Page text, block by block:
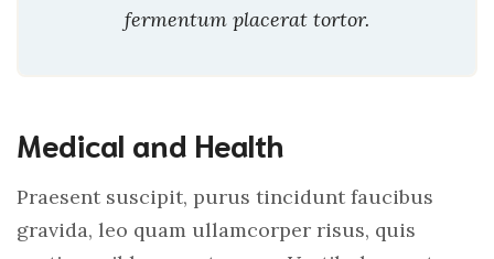
fermentum placerat tortor.
Medical and Health
Praesent suscipit, purus tincidunt faucibus
gravida, leo quam ullamcorper risus, quis